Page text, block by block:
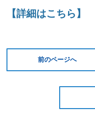
【詳細はこちら】
前のページへ